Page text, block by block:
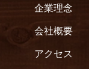
企業理念
会社概要
アクセス